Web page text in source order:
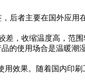
后者主要在国外应用
，收缩温度高，范围
的使用场合是温暖潮
效果。随着国内印